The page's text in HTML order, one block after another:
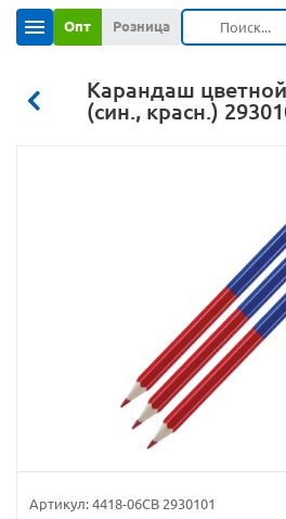
Опт Розница
Карандаш цветной
(син., красн.)
Артикул: 4418-06CB 2930101